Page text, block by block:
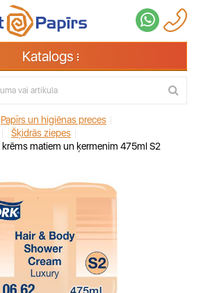
Katalogs
Papīrs un higiēnas preces
Šķidrās ziepes
matiem un ķermenim 475ml S2